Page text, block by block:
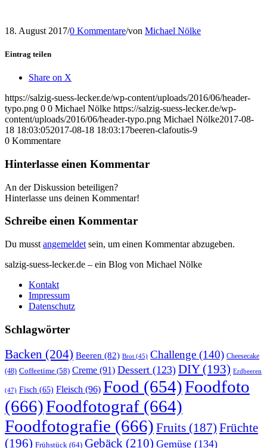
18. August 2017/0 Kommentare/von Michael Nölke
Eintrag teilen
Share on X
https://salzig-suess-lecker.de/wp-content/uploads/2016/06/header-
typo.png 0 0 Michael Nölke https://salzig-suess-lecker.de/wp-
content/uploads/2016/06/header-typo.png Michael Nölke2017-08-
18 18:03:052017-08-18 18:03:17beeren-clafoutis-9
0 Kommentare
Hinterlasse einen Kommentar
An der Diskussion beteiligen?
Hinterlasse uns deinen Kommentar!
Schreibe einen Kommentar
Du musst angemeldet sein, um einen Kommentar abzugeben.
salzig-suess-lecker.de – ein Blog von Michael Nölke
Kontakt
Impressum
Datenschutz
Schlagwörter
Backen (204) Beeren (82) Brot (45) Challenge (140) Cheesecake
(48) Coffeetime (58) Creme (91) Dessert (123) DIY(193) Erdbeeren
(47) Fisch (65) Fleisch (96) Food (654)Foodfoto
(666)Foodfotograf (664)
Foodfotografie (666) Fruits (187) Früchte
(196) Frühstück (64) Gebäck (210) Gemüse (134)